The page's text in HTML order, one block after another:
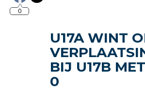
0
U17A WINT
BIJ U17B
0